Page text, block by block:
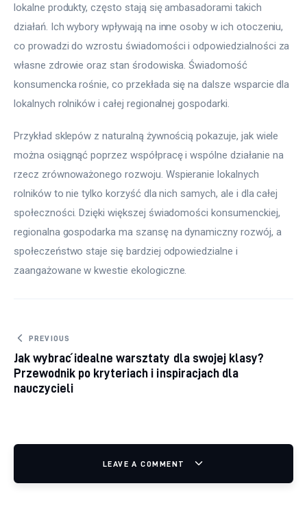
lokalne produkty, często stają się ambasadorami takich
działań. Ich wybory wpływają na inne osoby w ich otoczeniu,
co prowadzi do wzrostu świadomości i odpowiedzialności za
własne zdrowie oraz stan środowiska. Świadomość
konsumencka rośnie, co przekłada się na dalsze wsparcie dla
lokalnych rolników i całej regionalnej gospodarki.
Przykład sklepów z naturalną żywnością pokazuje, jak wiele
można osiągnąć poprzez współpracę i wspólne działanie na
rzecz zrównoważonego rozwoju. Wspieranie lokalnych
rolników to nie tylko korzyść dla nich samych, ale i dla całej
społeczności. Dzięki większej świadomości konsumenckiej,
regionalna gospodarka ma szansę na dynamiczny rozwój, a
społeczeństwo staje się bardziej odpowiedzialne i
zaangażowane w kwestie ekologiczne.
Nawigacja wpisu
PREVIOUS
Jak wybrać idealne warsztaty dla swojej klasy?
Przewodnik po kryteriach i inspiracjach dla
nauczycieli
LEAVE A COMMENT